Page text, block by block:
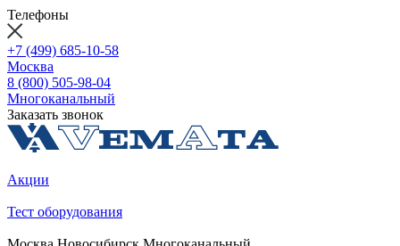
Телефоны
+7 (499) 685-10-58
Москва
8 (800) 505-98-04
Многоканальный
Заказать звонок
Акции
Тест оборудования